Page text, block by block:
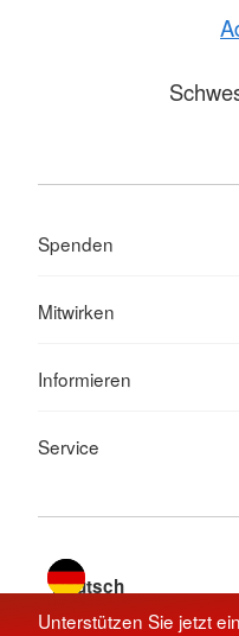
Unterstützen Sie jetzt
Spenden
Mitwirken
Informieren
Service
Sprache wechseln zu